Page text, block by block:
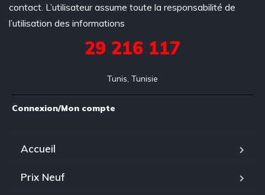
contact. L’utilisateur assume toute la responsabilité de
l’utilisation des informations
29 216 117
Tunis, Tunisie
Connexion/Mon compte
Accueil
Prix Neuf